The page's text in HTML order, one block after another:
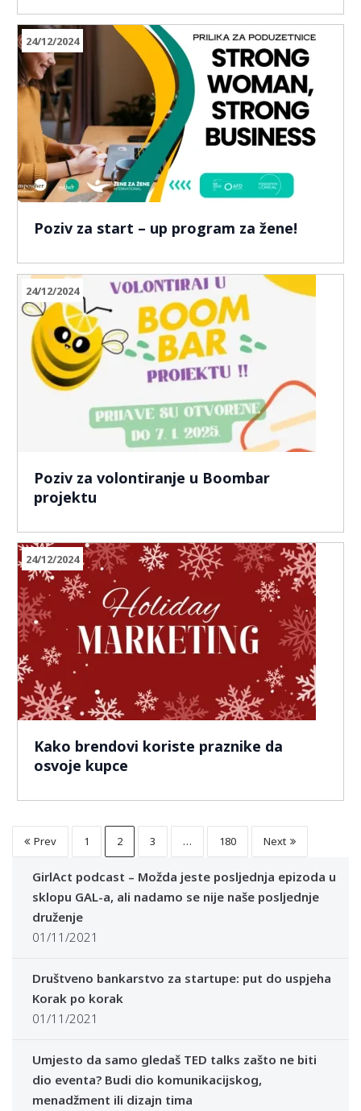
24/12/2024
Poziv za start – up program za žene!
24/12/2024
Poziv za volontiranje u Boombar
projektu
24/12/2024
Kako brendovi koriste praznike da
osvoje kupce
Prev 1 2 3 … 180 Next
GirlAct podcast – Možda jeste posljednja epizoda u
sklopu GAL-a, ali nadamo se nije naše posljednje
druženje
01/11/2021
Društveno bankarstvo za startupe: put do uspjeha
Korak po korak
01/11/2021
Umjesto da samo gledaš TED talks zašto ne biti
dio eventa? Budi dio komunikacijskog,
menadžment ili dizajn tima